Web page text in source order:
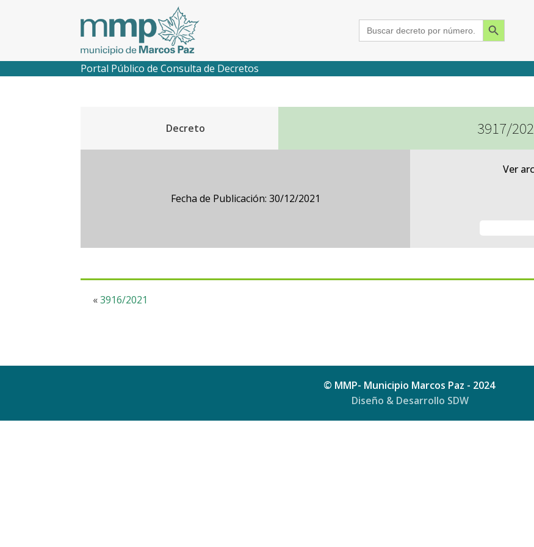
Search
for:
Search Button
2018
2017
2016
2015
Portal Público de Consulta de Decretos
Decreto 3917/
Fecha de Publicación: 30/12/2021
Ver
«3916/2021
© MMP- Municipio Marcos Paz - 2024
Diseño & Desarrollo SDW